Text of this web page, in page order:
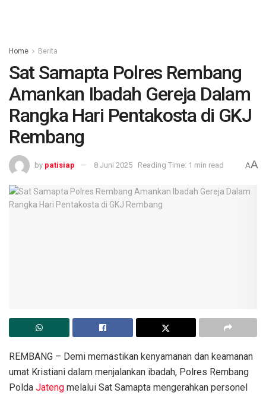
Home Berita
Sat Samapta Polres Rembang
Amankan Ibadah Gereja Dalam
Rangka Hari Pentakosta di GKJ
Rembang
by patisiap 8 Juni 2025 Reading Time: 1 min read AA
REMBANG – Demi memastikan kenyamanan dan keamanan
umat Kristiani dalam menjalankan ibadah, Polres Rembang
Polda Jateng melalui Sat Samapta mengerahkan personel